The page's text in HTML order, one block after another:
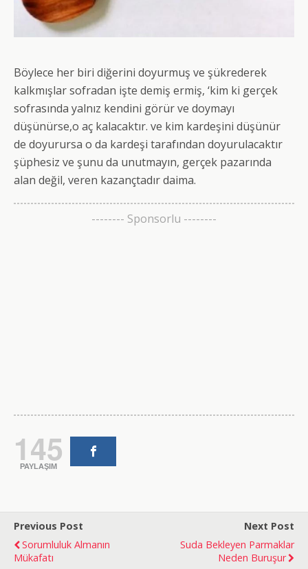
Böylece her biri diğerini doyurmuş ve şükrederek
kalkmışlar sofradan işte demiş ermiş, ‘kim ki gerçek
sofrasında yalnız kendini görür ve doymayı
düşünürse,o aç kalacaktır. ve kim kardeşini düşünür
de doyurursa o da kardeşi tarafından doyurulacaktır
şüphesiz ve şunu da unutmayın, gerçek pazarında
alan değil, veren kazançtadır daima.
-------- Sponsorlu --------
145
PAYLAŞIM
Previous Post
Sorumluluk Almanın
Mükafatı
Next Post
Suda Bekleyen Parmaklar
Neden Buruşur